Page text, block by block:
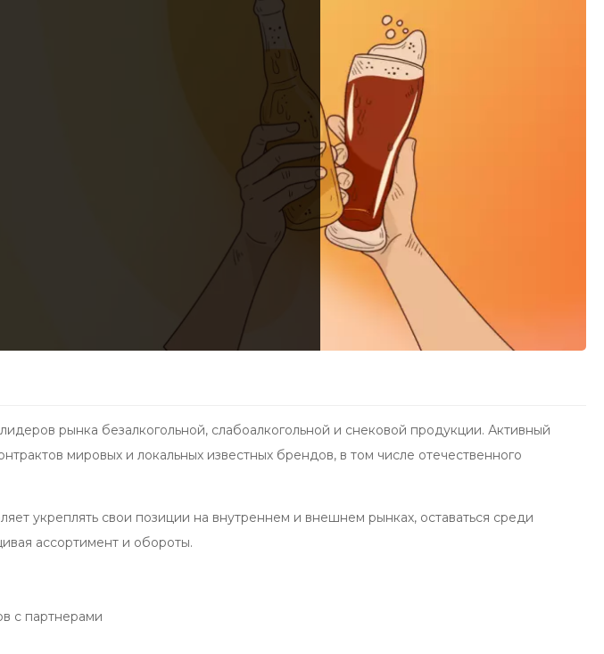
рынка безалкогольной, слабоалкогольной и снековой продукции. Активный
мировых и локальных известных брендов, в том числе отечественного
укреплять свои позиции на внутреннем и внешнем рынках, оставаться среди
ассортимент и обороты.
с партнерами